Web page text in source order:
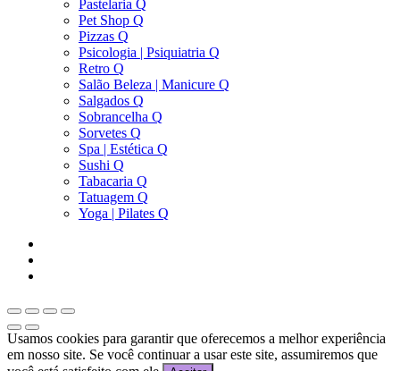
Pastelaria Q
Pet Shop Q
Pizzas Q
Psicologia | Psiquiatria Q
Retro Q
Salão Beleza | Manicure Q
Salgados Q
Sobrancelha Q
Sorvetes Q
Spa | Estética Q
Sushi Q
Tabacaria Q
Tatuagem Q
Yoga | Pilates Q
Usamos cookies para garantir que oferecemos a melhor experiência
em nosso site. Se você continuar a usar este site, assumiremos que